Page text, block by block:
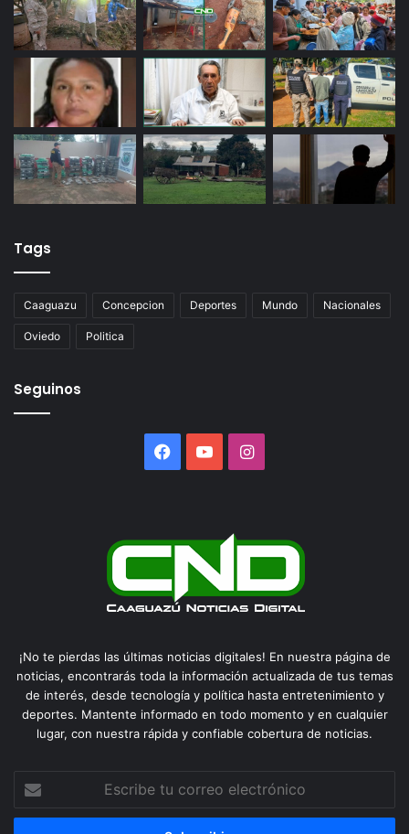
Tags
Caaguazu Concepcion Deportes Mundo Nacionales
Oviedo Politica
Seguinos
Facebook
YouTubeInstagram
¡No te pierdas las últimas noticias digitales! En nuestra página de
noticias, encontrarás toda la información actualizada de tus temas
de interés, desde tecnología y política hasta entretenimiento y
deportes. Mantente informado en todo momento y en cualquier
lugar, con nuestra rápida y confiable cobertura de noticias.
correo